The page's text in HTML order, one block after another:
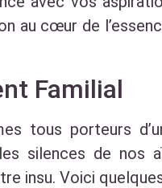
au cœur de
Familial
tous porteurs
silences de nos
insu. Voici